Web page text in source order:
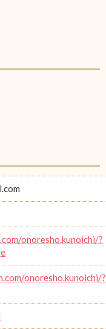
onoresho.kunoichi/?
onoresho.kunoichi/?